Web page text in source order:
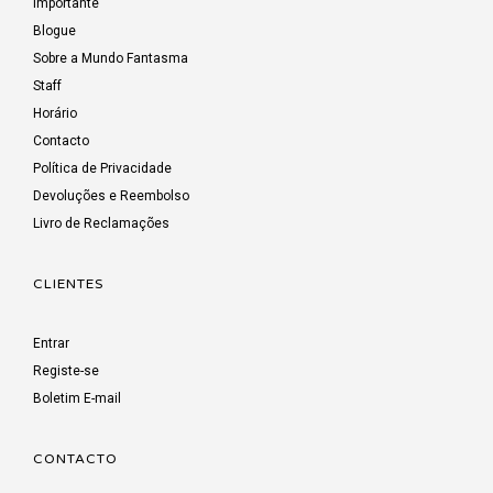
Blogue
Sobre a Mundo Fantasma
Staff
Horário
Contacto
Política de Privacidade
Devoluções e Reembolso
Livro de Reclamações
CLIENTES
Entrar
Registe-se
Boletim E-mail
CONTACTO